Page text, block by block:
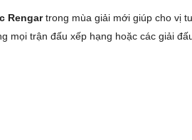
Rengartrong mùa giải mới giúp cho vị
mọi trận đấu xếp hạng hoặc các giải